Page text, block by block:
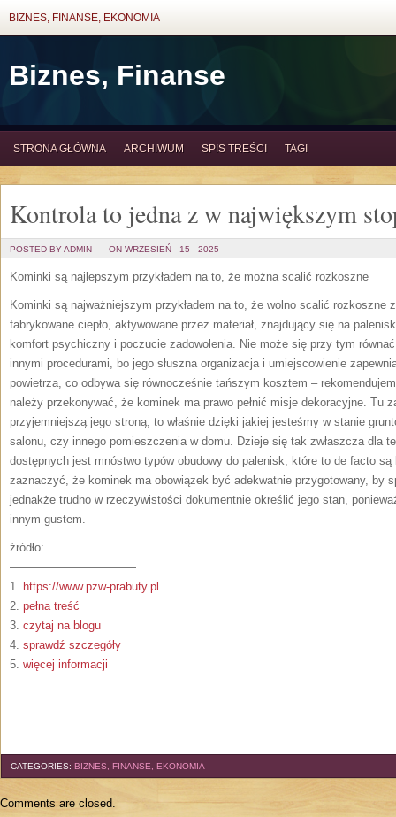
BIZNES, FINANSE, EKONOMIA
Biznes, Finanse
STRONA GŁÓWNA ARCHIWUM SPIS TREŚCI TAGI
Kontrola to jedna z w największym
POSTED BY ADMIN ON WRZESIEŃ - 15 - 2025
Kominki są najlepszym przykładem na to, że można scalić rozkoszne
Kominki są najważniejszym przykładem na to, że wolno scalić
fabrykowane ciepło, aktywowane przez materiał, znajdujący się na
komfort psychiczny i poczucie zadowolenia. Nie może się przy tym
innymi procedurami, bo jego słuszna organizacja i umiejscowienie
powietrza, co odbywa się równocześnie tańszym kosztem –
należy przekonywać, że kominek ma prawo pełnić misje dekoracyjne. Tu
przyjemniejszą jego stroną, to właśnie dzięki jakiej jesteśmy w stanie
salonu, czy innego pomieszczenia w domu. Dzieje się tak zwłaszcza dla
dostępnych jest mnóstwo typów obudowy do palenisk, które to de facto
zaznaczyć, że kominek ma obowiązek być adekwatnie przygotowany, by
jednakże trudno w rzeczywistości dokumentnie określić jego stan,
innym gustem.
źródło:
———————————
1. https://www.pzw-prabuty.pl
2. pełna treść
3. czytaj na blogu
4. sprawdź szczegóły
5. więcej informacji
CATEGORIES: BIZNES, FINANSE, EKONOMIA
Comments are closed.